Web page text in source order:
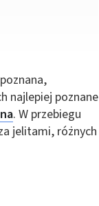
najlepiej poznane
. W przebiegu
jelitami, różnych